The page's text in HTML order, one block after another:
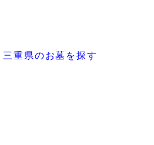
三重県のお墓を探す